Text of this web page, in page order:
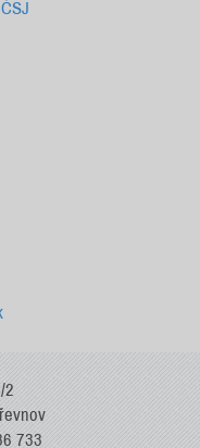
2
733